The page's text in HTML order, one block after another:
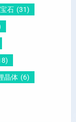
石 (31)
晶体 (6)